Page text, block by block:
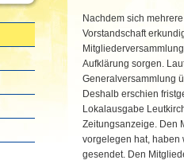
Nachdem sich
Vorstandschaft
Aufklärung sorgen.
Generalversammlung
Deshalb erschien
Lokalausgabe
Zeitungsanzeige. Den
vorgelegen hat, haben
gesendet. Den